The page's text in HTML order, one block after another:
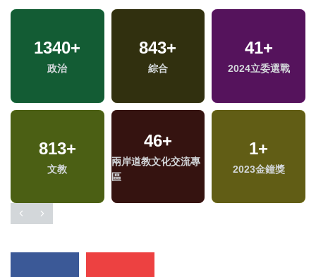
1340+
政治
843+
綜合
41+
2024立委選戰
813+
文教
46+
兩岸道教文化交流專
區
1+
2023金鐘獎